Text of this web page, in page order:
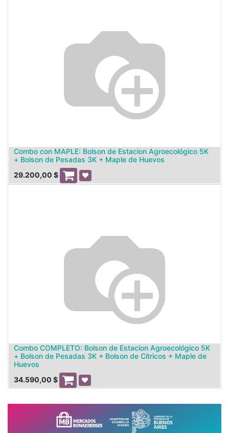
Combo con MAPLE: Bolson de Estacion Agroecológico 5K
+ Bolson de Pesadas 3K + Maple de Huevos
29.200,00 $
Combo COMPLETO: Bolson de Estacion Agroecológico 5K
+ Bolson de Pesadas 3K + Bolson de Citricos + Maple de
Huevos
34.590,00 $